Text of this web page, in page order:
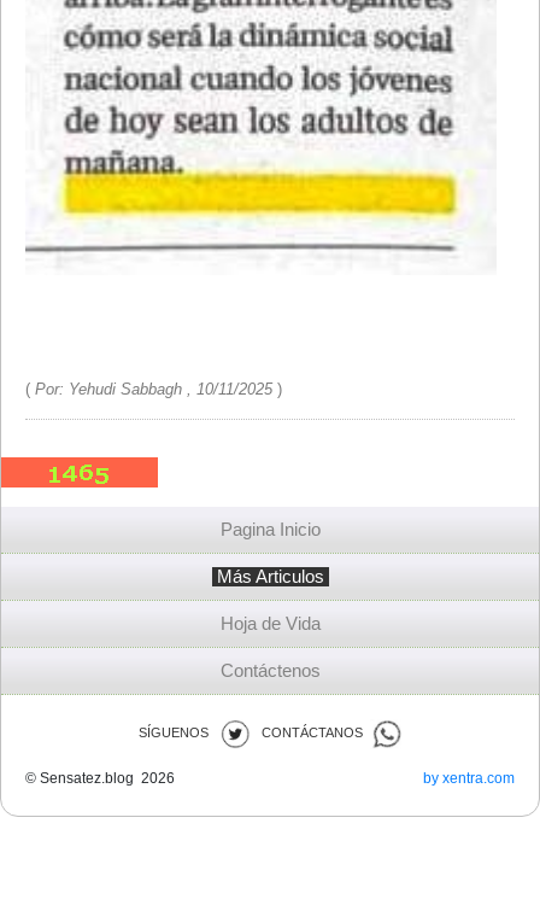
( Por: Yehudi Sabbagh , 10/11/2025 )
Pagina Inicio
Más Articulos
Hoja de Vida
Contáctenos
SÍGUENOS CONTÁCTANOS
© Sensatez.blog 2026 by xentra.com